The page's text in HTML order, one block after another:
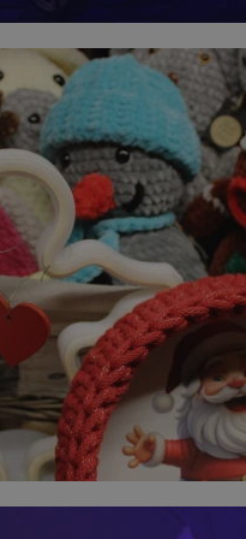
.simpli.fi
NGINX Inc.
bh.contextweb.com
.rfihub.com